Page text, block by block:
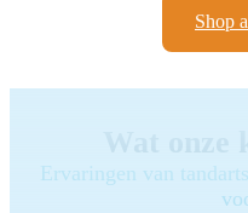
Shop
Ervaringen van